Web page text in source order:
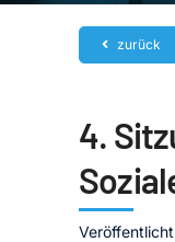
zurück
4.